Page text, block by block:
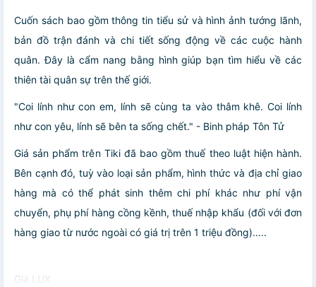
Cuốn sách bao gồm thông tin tiểu sử và hình ảnh tướng lãnh,
bản đồ trận đánh và chi tiết sống động về các cuộc hành
quân. Đây là cẩm nang bằng hình giúp bạn tìm hiểu về các
thiên tài quân sự trên thế giới.
"Coi lính như con em, lính sẽ cùng ta vào thâm khê. Coi lính
như con yêu, lính sẽ bên ta sống chết." - Binh pháp Tôn Tử
Giá sản phẩm trên Tiki đã bao gồm thuế theo luật hiện hành.
Bên cạnh đó, tuỳ vào loại sản phẩm, hình thức và địa chỉ giao
hàng mà có thể phát sinh thêm chi phí khác như phí vận
chuyển, phụ phí hàng cồng kềnh, thuế nhập khẩu (đối với đơn
hàng giao từ nước ngoài có giá trị trên 1 triệu đồng).....
Giá LUX